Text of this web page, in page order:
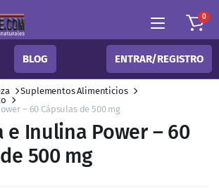
0
BLOG ENTRAR/REGISTRO
Suplementos Alimenticios
– 60 Cápsulas de 500 mg
e Inulina Power – 60
500 mg